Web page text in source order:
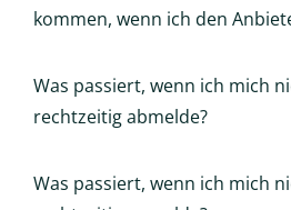
kommen, wenn ich den
Was passiert, wenn ich mich
rechtzeitig abmelde?
Was passiert, wenn ich mich